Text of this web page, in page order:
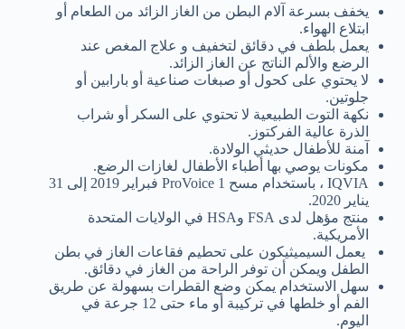
يخفف بسرعة آلام البطن من الغاز الزائد من الطعام أو
ابتلاع الهواء.
يعمل بلطف في دقائق لتخفيف و علاج المغص عند
الرضع والألم الناتج عن الغاز الزائد.
لا يحتوي على كحول أو صبغات صناعية أو بارابين أو
جلوتين.
نكهة التوت الطبيعية لا تحتوي على السكر أو شراب
الذرة عالية الفركتوز.
آمنة للأطفال حديثي الولادة.
مكونات يوصي بها أطباء الأطفال لغازات الرضع.
IQVIA ، باستخدام مسح ProVoice 1 فبراير 2019 إلى 31
يناير 2020.
منتج مؤهل لدى FSA وHSA في الولايات المتحدة
الأمريكية.
يعمل السيميثيكون على تحطيم فقاعات الغاز في بطن
الطفل ويمكن أن توفر الراحة من الغاز في دقائق.
سهل الاستخدام يمكن وضع القطرات بسهولة عن طريق
الفم أو خلطها في تركيبة أو ماء حتى 12 جرعة في
اليوم.